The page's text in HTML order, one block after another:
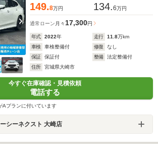
149.8万円 134.6万円
通常ローン 月々 17,300円
年式 2022年 走行 11.8万km
車検
車検整備付 修復
なし
保証
保証付 整備
法定整備付
住所
宮城県大崎市
今すぐ在庫確認・見積依頼
電話する
Aプランに付いています
シーネクスト 大崎店